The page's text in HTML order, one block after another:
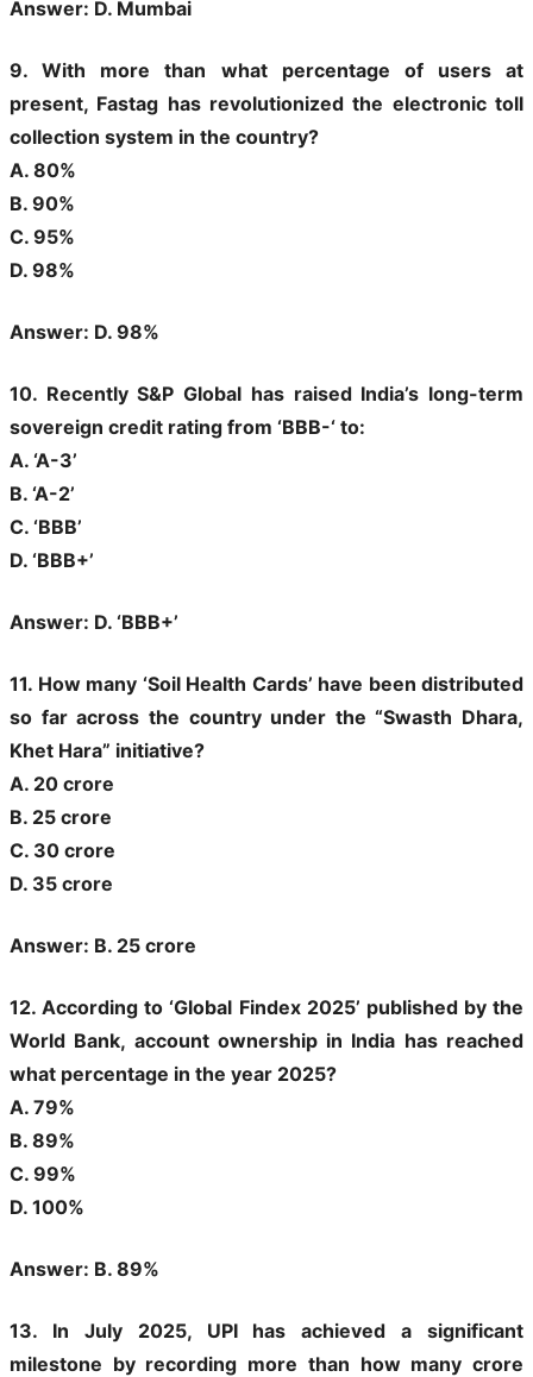
Answer: D. Mumbai
9. With more than what percentage of users at
present, Fastag has revolutionized the electronic toll
collection system in the country?
A. 80%
B. 90%
C. 95%
D. 98%
Answer: D. 98%
10. Recently S&P Global has raised India’s long-term
sovereign credit rating from ‘BBB-‘ to:
A. ‘A-3’
B. ‘A-2’
C. ‘BBB’
D. ‘BBB+’
Answer: D. ‘BBB+’
11. How many ‘Soil Health Cards’ have been distributed
so far across the country under the “Swasth Dhara,
Khet Hara” initiative?
A. 20 crore
B. 25 crore
C. 30 crore
D. 35 crore
Answer: B. 25 crore
12. According to ‘Global Findex 2025’ published by the
World Bank, account ownership in India has reached
what percentage in the year 2025?
A. 79%
B. 89%
C. 99%
D. 100%
Answer: B. 89%
13. In July 2025, UPI has achieved a significant
milestone by recording more than how many crore